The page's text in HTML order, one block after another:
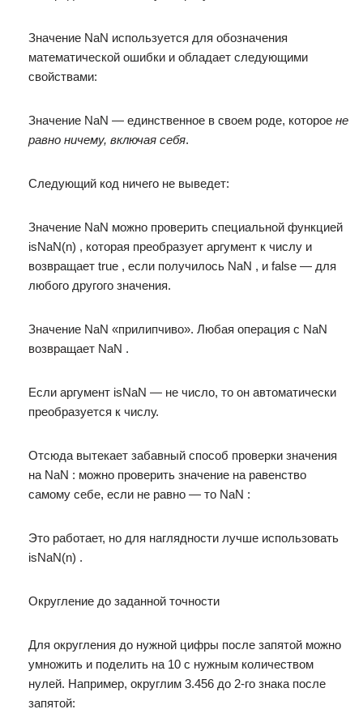
Значение NaN используется для обозначения
математической ошибки и обладает следующими
свойствами:
Значение NaN — единственное в своем роде, которое не
равно ничему, включая себя.
Следующий код ничего не выведет:
Значение NaN можно проверить специальной функцией
isNaN(n) , которая преобразует аргумент к числу и
возвращает true , если получилось NaN , и false — для
любого другого значения.
Значение NaN «прилипчиво». Любая операция с NaN
возвращает NaN .
Если аргумент isNaN — не число, то он автоматически
преобразуется к числу.
Отсюда вытекает забавный способ проверки значения
на NaN : можно проверить значение на равенство
самому себе, если не равно — то NaN :
Это работает, но для наглядности лучше использовать
isNaN(n) .
Округление до заданной точности
Для округления до нужной цифры после запятой можно
умножить и поделить на 10 с нужным количеством
нулей. Например, округлим 3.456 до 2-го знака после
запятой: